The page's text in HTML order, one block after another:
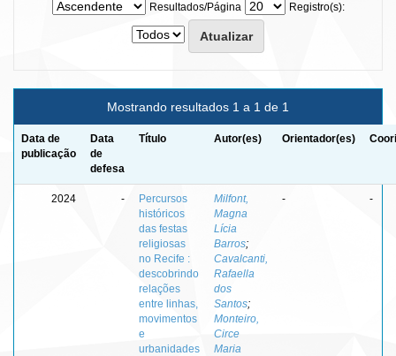
Resultados/Página
Registro(s):
Mostrando resultados 1 a 1 de 1
Data de
publicação
Data
de
defesa
Título Autor(es) Orientador(es)
2024 -
Percursos
históricos
das festas
religiosas
no Recife :
descobrindo
relações
entre linhas,
movimentos
e
urbanidades
Milfont,
Magna
Lícia
Barros;
Cavalcanti,
Rafaella
dos
Santos;
Monteiro,
Circe
Maria
- -